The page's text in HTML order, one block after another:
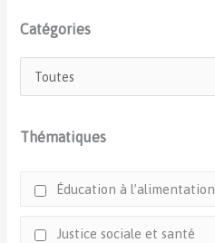
Catégories
Thématiques
Éducation à l’alimentation
Justice sociale et santé